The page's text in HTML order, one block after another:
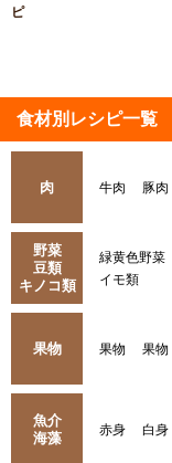
ピ
食材別レシピ一覧
肉 牛肉 豚肉
野菜
豆類
キノコ類
緑黄色野菜
イモ類
果物 果物 果物
魚介
海藻
赤身 白身